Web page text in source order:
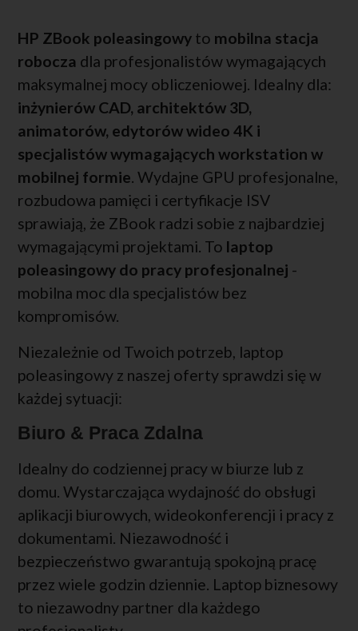
HP ZBook poleasingowy to mobilna stacja
robocza dla profesjonalistów wymagających
maksymalnej mocy obliczeniowej. Idealny dla:
inżynierów CAD, architektów 3D,
animatorów, edytorów wideo 4K i
specjalistów wymagających workstation w
mobilnej formie. Wydajne GPU profesjonalne,
rozbudowa pamięci i certyfikacje ISV
sprawiają, że ZBook radzi sobie z najbardziej
wymagającymi projektami. To laptop
poleasingowy do pracy profesjonalnej -
mobilna moc dla specjalistów bez
kompromisów.
Niezależnie od Twoich potrzeb, laptop
poleasingowy z naszej oferty sprawdzi się w
każdej sytuacji:
Biuro & Praca Zdalna
Idealny do codziennej pracy w biurze lub z
domu. Wystarczająca wydajność do obsługi
aplikacji biurowych, wideokonferencji i pracy z
dokumentami. Niezawodność i
bezpieczeństwo gwarantują spokojną pracę
przez wiele godzin dziennie. Laptop biznesowy
to niezawodny partner dla każdego